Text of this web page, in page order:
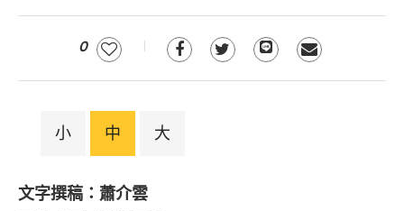
0
小 中 大
文字撰稿：蕭介雲